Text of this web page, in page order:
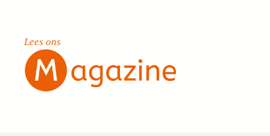
Lees ons